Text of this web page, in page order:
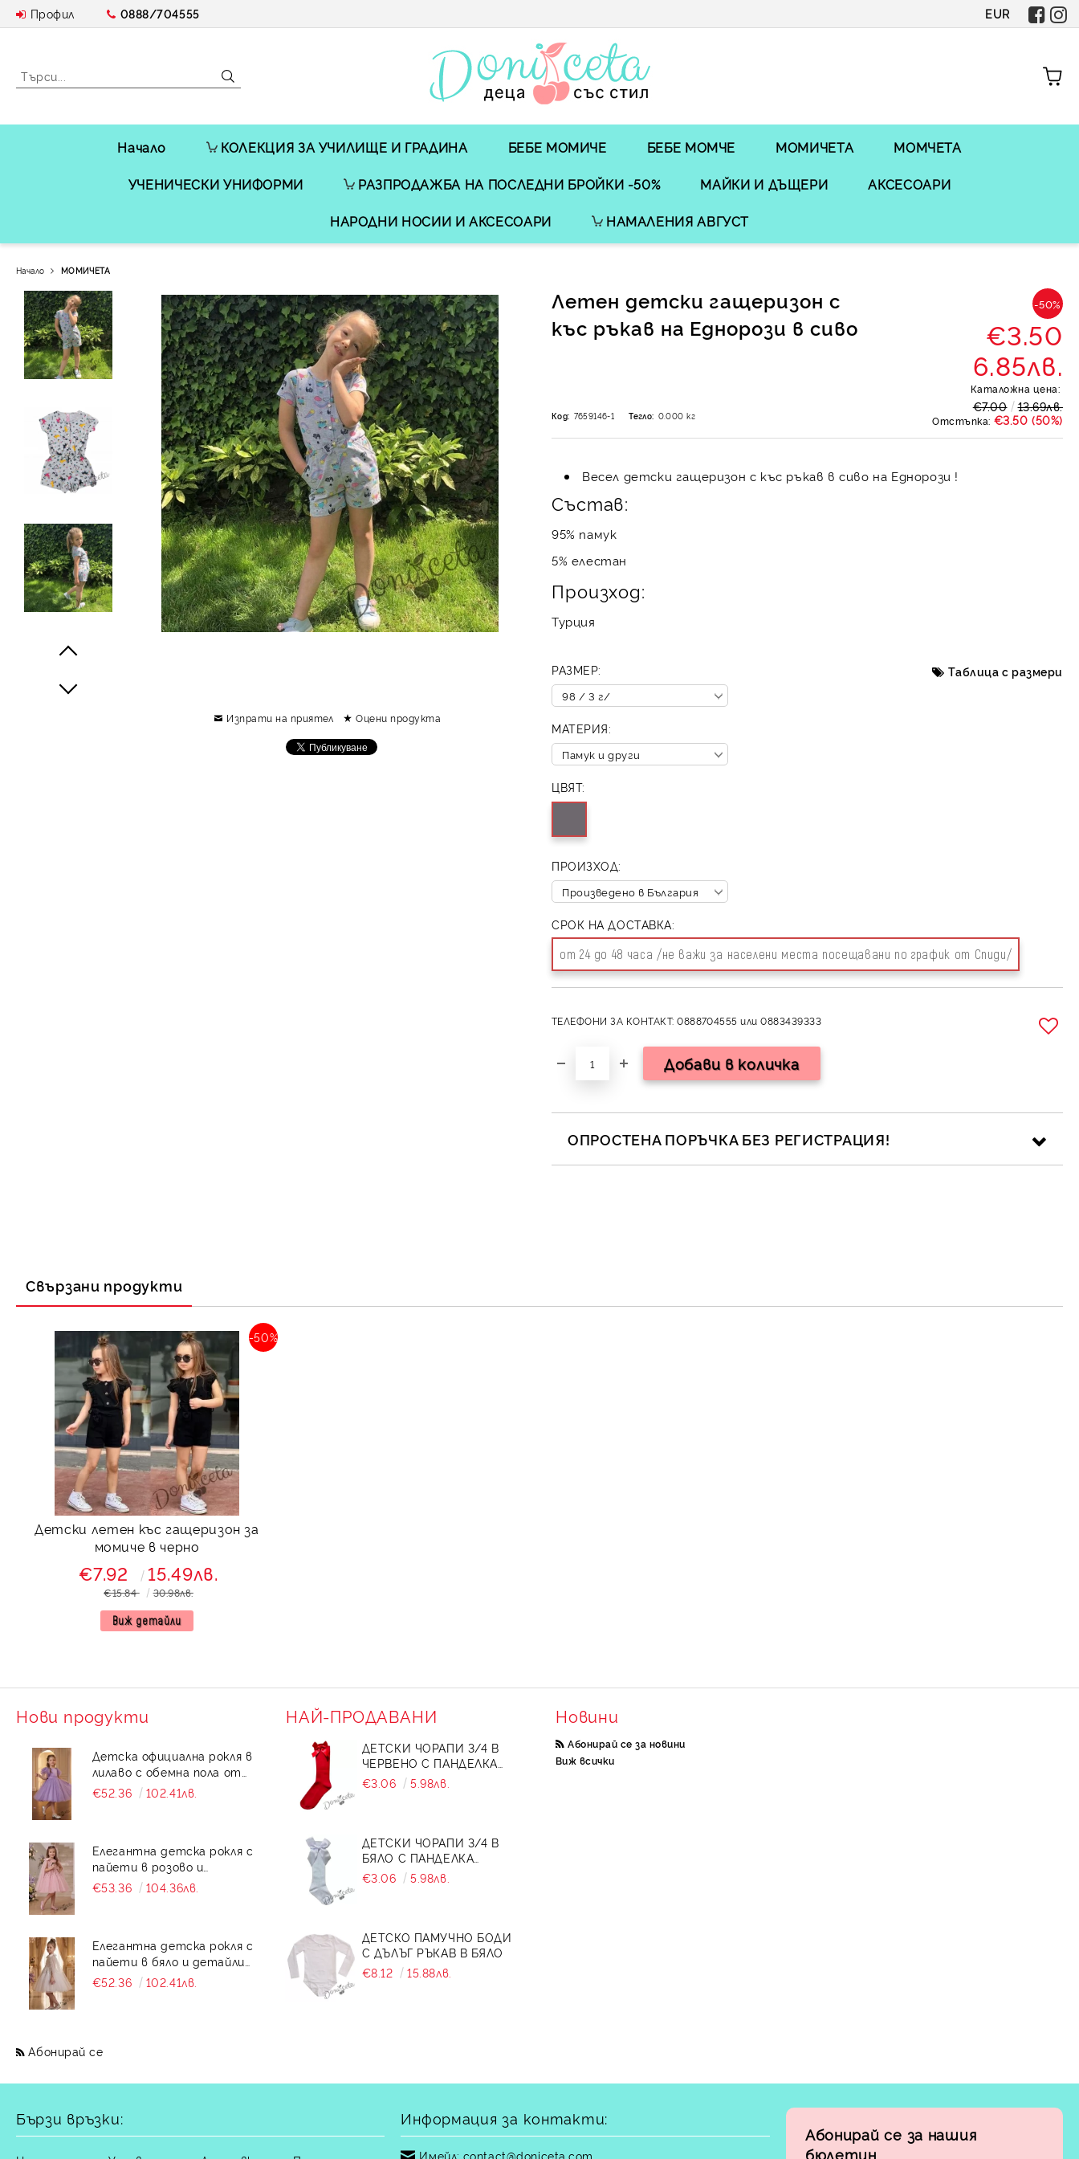
Профил 0888/704555 EUR
Начало КОЛЕКЦИЯ ЗА УЧИЛИЩЕ И ГРАДИНА БЕБЕ МОМИЧЕ БЕБЕ МОМЧЕ МОМИЧЕТА МОМЧЕТА
УЧЕНИЧЕСКИ УНИФОРМИ РАЗПРОДАЖБА НА ПОСЛЕДНИ БРОЙКИ -50% МАЙКИ И ДЪЩЕРИ АКСЕСОАРИ
НАРОДНИ НОСИИ И АКСЕСОАРИ НАМАЛЕНИЯ АВГУСТ
Начало МОМИЧЕТА
Летен детски гащеризон с
къс ръкав на Еднорози в сиво
-50%
€3.50
6.85лв.
Каталожна цена:
€7.00 13.69лв.
Отстъпка: €3.50 (50%)
Код: 7659146-1 Тегло: 0.000 кг
Весел детски гащеризон с къс ръкав в сиво на Еднорози !
Състав:
95% памук
5% елестан
Произход:
Турция
РАЗМЕР: Таблица с размери
МАТЕРИЯ:
ЦВЯТ:
ПРОИЗХОД:
СРОК НА ДОСТАВКА:
от 24 до 48 часа /не важи за населени места посещавани по график от Спиди/
ТЕЛЕФОНИ ЗА КОНТАКТ: 0888704555 или 0883439333
ОПРОСТЕНА ПОРЪЧКА БЕЗ РЕГИСТРАЦИЯ!
Изпрати на приятел Оцени продукта
Свързани продукти
Детски летен къс гащеризон за
момиче в черно
-50%
€7.92 15.49лв.
€15.84 30.98лв.
Виж детайли
Нови продукти
Детска официална рокля в
лилаво с обемна пола от
фин тюл Силвия
€52.36 102.41лв.
Елегантна детска рокля с
пайети в розово и
детайли от тюл без
ръкав Ками
€53.36 104.36лв.
Елегантна детска рокля с
пайети в бяло и детайли
от тюл без ръкав Ками
€52.36 102.41лв.
Абонирай се
НАЙ-ПРОДАВАНИ
ДЕТСКИ ЧОРАПИ 3/4 В
ЧЕРВЕНО С ПАНДЕЛКА
734897
€3.06 5.98лв.
ДЕТСКИ ЧОРАПИ 3/4 В
БЯЛО С ПАНДЕЛКА
7465464 ОТ КОЛЕКЦИЯ
СНЕЖИНА
€3.06 5.98лв.
ДЕТСКО ПАМУЧНО БОДИ
С ДЪЛЪГ РЪКАВ В БЯЛО
€8.12
15.88лв.
Новини
Абонирай се за новини
Виж всички
Бързи връзки: Информация за контакти:
Имейл: contact@doniceta.com
Абонирай се за нашия
бюлетин